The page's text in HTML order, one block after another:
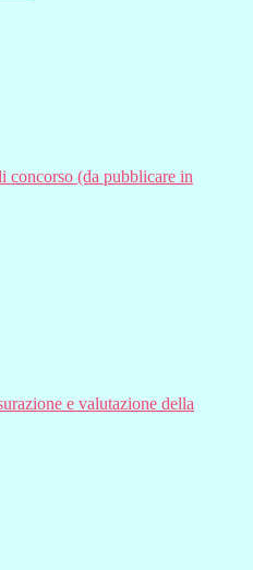
concorso (da pubblicare in
e valutazione della